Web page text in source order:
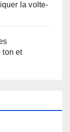
la volte-
ton et